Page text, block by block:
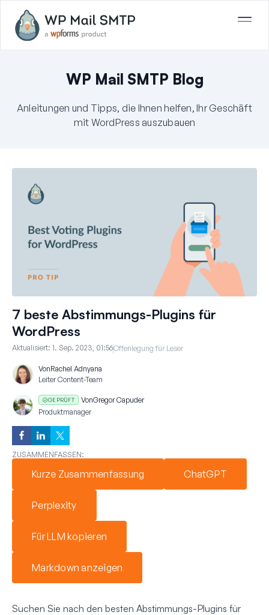
WP Mail SMTP Blog
Anleitungen und Tipps, die Ihnen helfen, Ihr Geschäft
mit WordPress auszubauen
7 beste Abstimmungs-Plugins für
WordPress
Aktualisiert: 1. Sep. 2023, 01:56Offenlegung für Leser
VonRachel Adnyana
Leiter Content-Team
GEPRÜFT VonGregor Capuder
Produktmanager
ZUSAMMENFASSEN:
Kurze Zusammenfassung ChatGPT
Perplexity
Für LLM kopieren
Markdown anzeigen
Suchen Sie nach den besten Abstimmungs-Plugins für